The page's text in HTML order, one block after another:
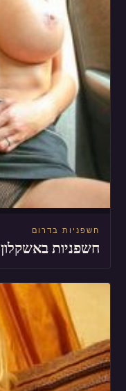
חשפניות בדרום
חשפניות באשקלון